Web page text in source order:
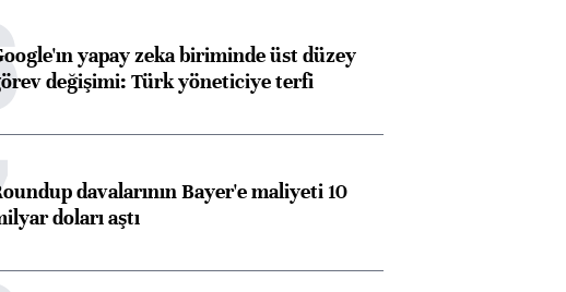
yapay zeka biriminde üst düzey
değişimi: Türk yöneticiye terfi
davalarının Bayer'e maliyeti 10
doları aştı